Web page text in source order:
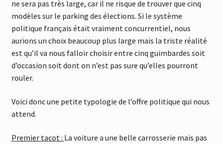
ne sera pas très large, car il ne risque de trouver que cinq
modèles sur le parking des élections. Si le système
politique français était vraiment concurrentiel, nous
aurions un choix beaucoup plus large mais la triste réalité
est qu’il va nous falloir choisir entre cinq guimbardes soit
d’occasion soit dont on n’est pas sure qu’elles pourront
rouler.
Voici donc une petite typologie de l’offre politique qui nous
attend.
Premier tacot : La voiture a une belle carrosserie mais pas